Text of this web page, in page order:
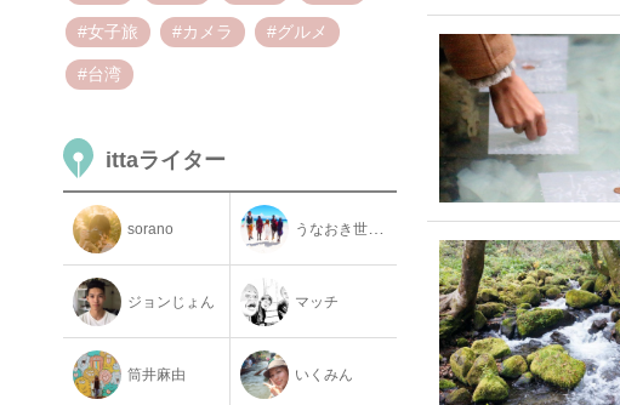
#女子旅 #カメラ #グルメ
#台湾
ittaライター
sorano うなおき世界二周旅
ジョンじょん マッチ
筒井麻由 いくみん